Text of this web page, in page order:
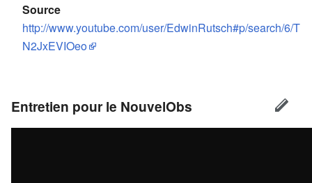
Source
http://www.youtube.com/user/EdwinRutsch#p/search/6/T
N2JxEVIOeo
Entretien pour le NouvelObs